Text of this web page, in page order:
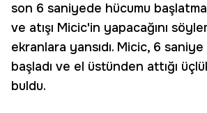
son 6 saniyede hücumu
ve atışı Micic'in yapacağını
ekranlara yansıdı. Micic, 6
başladı ve el üstünden attığı
buldu.